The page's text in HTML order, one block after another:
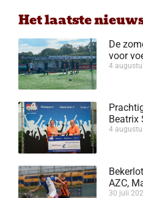
Het laatste
De
voor
4
Beatrix
4
AZC,
30 juli